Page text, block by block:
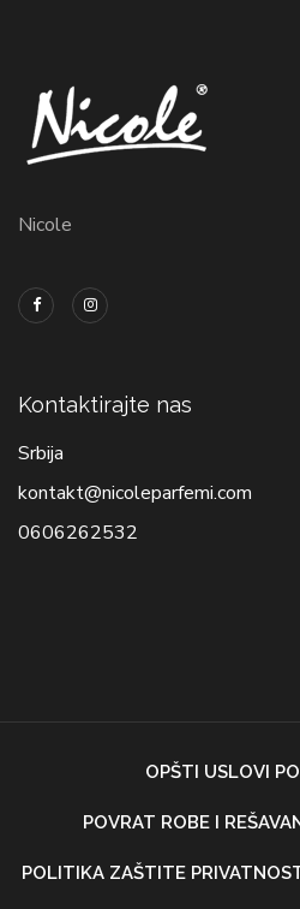
Nicole
Kontaktirajte nas
Srbija
kontakt@nicoleparfemi.com
0606262532
OPŠTI USLOVI
POVRAT ROBE I
POLITIKA ZAŠTITE